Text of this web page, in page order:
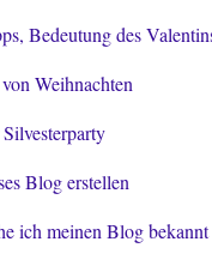
Bedeutung des
Weihnachten
Blog erstellen
ich meinen Blog bekannt